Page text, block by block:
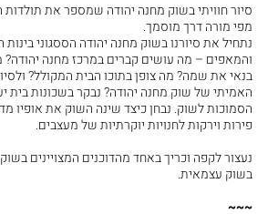
סיור חוויתי בשוק מחנה יהודה שמספר את תולדות
מפי מורה דרך מוסמך.
נתחיל את סיורנו בשוק מחנה יהודה הססגוני בינות
והמאפים – מה עושים קברים במרכז מחנה יהודה?
בנאי את שמה? מה צופן בתוכו הבית המקולל?
האמיתי של שוק מחנה יהודה? נבקר בשכונות בית
הסמוכות לשוק. נבחן כיצד שינה השוק את אופיו
פירות וירקות לחנויות יוקרתיות של מעצבים.
נעצור לקפה וכריך באחד מהדוכנים המצויינים
בשוק עצמאית.
~~~